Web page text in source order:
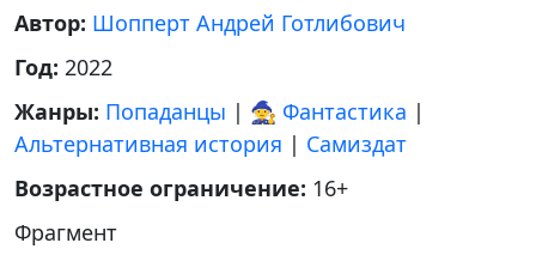
Автор: Шопперт Андрей Готлибович
Год: 2022
Жанры: Попаданцы | 🧙 Фантастика |
Альтернативная история | Самиздат
Возрастное ограничение: 16+
Фрагмент